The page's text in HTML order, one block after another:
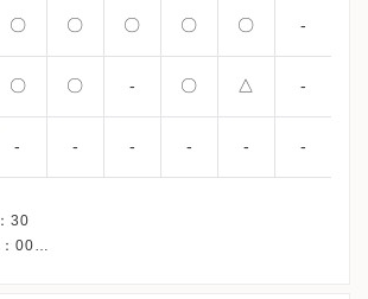
〇 〇 〇 〇 〇 -
〇 〇 - 〇 △ -
- - - - - -
30
00